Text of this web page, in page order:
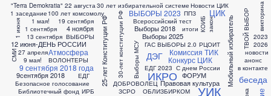
"Terra Demokratia"
1 заседание
1 июня
1 мая!
1 сентября
100 лет комсомолу
12 июня-ДЕНЬ РОССИИ
13 сентября
19 сентября
22 августа
25-лет Конституции РФ
27 апреля
30 лет избирательной системе
30-лет конституции РФ
4 ноября
9 мая!
9 сентября 2018 года
9сентября 2018
Атмосфера
Безопасное голосование
Библиотечный фонд
ВОЛОНТЕРЫ
ВЫБОРЫ
ВЫБОРЫ 2023
Всероссийский тест
Выборы 2018
Выборы 2025
Выборы МСУ ГАС ВЫБОРЫ 2.0
ДОБРОВОЛЕЦ
ДЭГ
ЕДГ
ЕДГ 2023
ЗСРО
ИКРО
ИРБ
КОИБ
Комиссия ТИК
Конкурс ЦИК Мобильный избиратель
Новости ЦИК
ОБЛИЗБИРКОМ
ППЗ
Правовая культура
РЦОИТ
С днем России
СМИ
ТВОЙ ВЫБОР
УИК
ФОРУМ
ЦИК
анонс
беседа
в контакте
викторина
закон
итоги
новости
2023
2026